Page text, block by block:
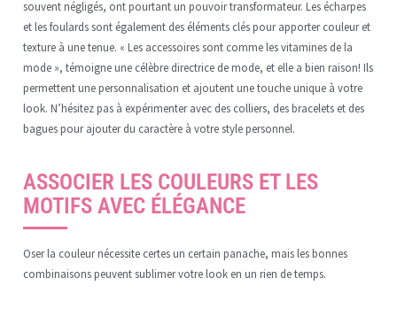
souvent négligés, ont pourtant un pouvoir transformateur. Les écharpes
et les foulards sont également des éléments clés pour apporter couleur et
texture à une tenue. « Les accessoires sont comme les vitamines de la
mode », témoigne une célèbre directrice de mode, et elle a bien raison! Ils
permettent une personnalisation et ajoutent une touche unique à votre
look. N’hésitez pas à expérimenter avec des colliers, des bracelets et des
bagues pour ajouter du caractère à votre style personnel.
ASSOCIER LES COULEURS ET LES
MOTIFS AVEC ÉLÉGANCE
Oser la couleur nécessite certes un certain panache, mais les bonnes
combinaisons peuvent sublimer votre look en un rien de temps.